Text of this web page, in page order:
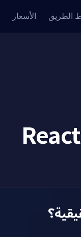
الطريق الأسعار